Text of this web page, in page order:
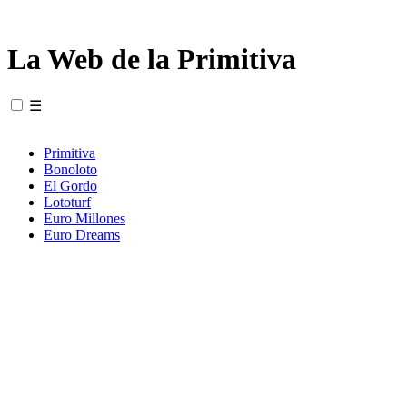
La Web de la Primitiva
☰
Primitiva
Bonoloto
El Gordo
Lototurf
Euro Millones
Euro Dreams